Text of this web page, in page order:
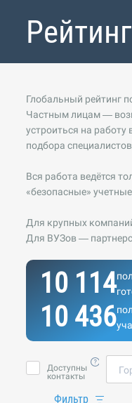
Рейтинг
Глобальный рейтинг
Частным лицам —
устроиться на
подбора
Вся работа ведётся
«безопасные»
Для крупных
Для ВУЗов —
10 114
10 436
Доступны
контакты
Фильтр